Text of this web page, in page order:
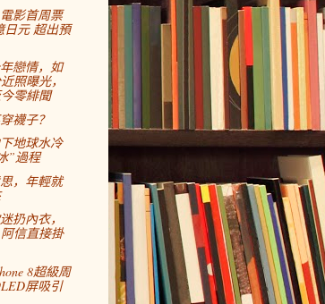
影首周票
日元 超出預
戀情，如
照曝光，
零緋聞
襪子？
地球水冷
”過程
，年輕就
扔內衣，
信直接掛
8超級周
屏吸引